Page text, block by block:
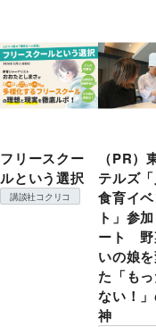
フリースクー
ルという選択
講談社コクリコ
（PR）
テルズ
食育イ
ト」参
ート 野
いの娘を
た「も
ない！
神